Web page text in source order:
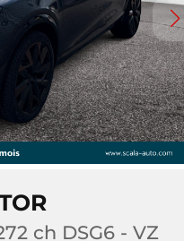
ch DSG6 - VZ